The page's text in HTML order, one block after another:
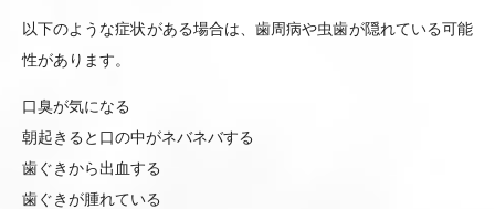
以下のような症状がある場合は、歯周病や虫歯が隠れている可能
性があります。
口臭が気になる
朝起きると口の中がネバネバする
歯ぐきから出血する
歯ぐきが腫れている